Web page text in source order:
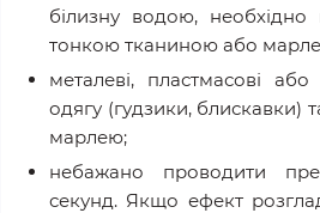
білизну водою, необхідно
тонкою тканиною або
металеві, пластмасові
одягу (гудзики, блискавки)
марлею;
небажано проводити
секунд. Якщо ефект